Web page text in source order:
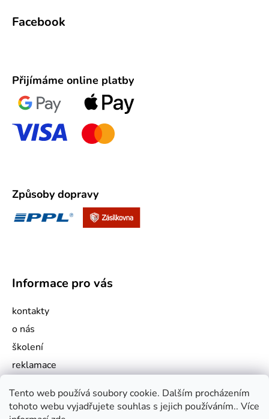
Tento web používá soubory cookie. Dalším procházením
tohoto webu vyjadřujete souhlas s jejich používáním.. Více
Facebook
Přijímáme online platby
Způsoby dopravy
Informace pro vás
kontakty
o nás
školení
reklamace
obchodní podmínky